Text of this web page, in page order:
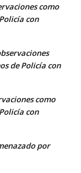
como
con
de Policía con
como
con
por